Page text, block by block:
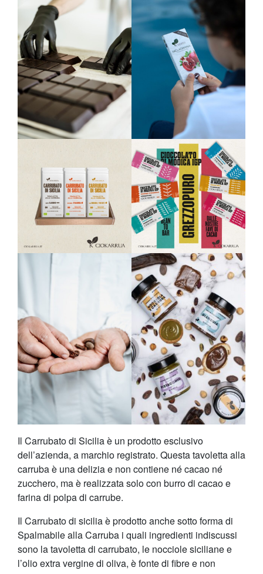
Il Carrubato di Sicilia è un prodotto esclusivo
dell’azienda, a marchio registrato. Questa tavoletta alla
carruba è una delizia e non contiene né cacao né
zucchero, ma è realizzata solo con burro di cacao e
farina di polpa di carrube.
Il Carrubato di sicilia è prodotto anche sotto forma di
Spalmabile alla Carruba i quali ingredienti indiscussi
sono la tavoletta di carrubato, le nocciole siciliane e
l’olio extra vergine di oliva, è fonte di fibre e non